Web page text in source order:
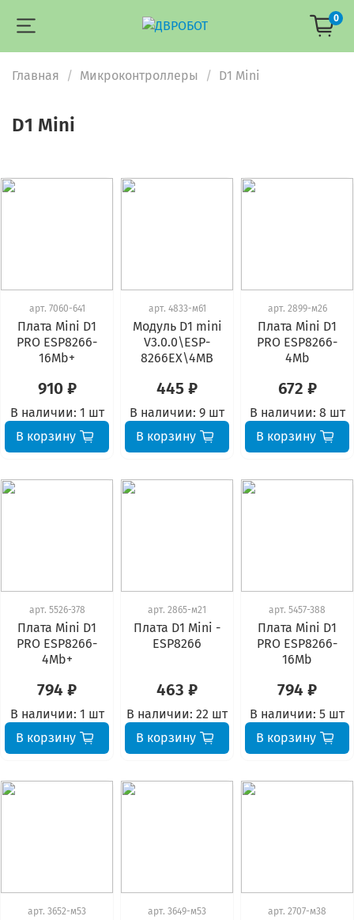
0
Главная Микроконтроллеры D1 Mini
D1 Mini
арт. 7060-641
Плата Mini D1
PRO ESP8266-
16Mb+
910 ₽
В наличии: 1 шт
В корзину
арт. 4833-м61
Модуль D1 mini
V3.0.0\ESP-
8266EX\4MB
445 ₽
В наличии: 9 шт
В корзину
арт. 2899-м26
Плата Mini D1
PRO ESP8266-
4Mb
672 ₽
В наличии: 8 шт
В корзину
арт. 5526-378
Плата Mini D1
PRO ESP8266-
4Mb+
794 ₽
В наличии: 1 шт
В корзину
арт. 2865-м21
Плата D1 Mini -
ESP8266
463 ₽
В наличии: 22 шт
В корзину
арт. 5457-388
Плата Mini D1
PRO ESP8266-
16Mb
794 ₽
В наличии: 5 шт
В корзину
арт. 3652-м53 арт. 3649-м53 арт. 2707-м38